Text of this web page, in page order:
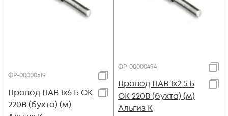
ФР-00000519
Провод ПАВ 1х6 Б ОК
220В (бухта) (м)
ФР-00000494
Провод ПАВ 1х2.5 Б
ОК 220В (бухта) (м)
Альгиз К